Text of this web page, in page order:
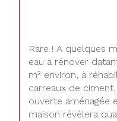
Rare ! A quelques
eau à rénover
m² environ, à
carreaux de
ouverte aménagée
maison révélera